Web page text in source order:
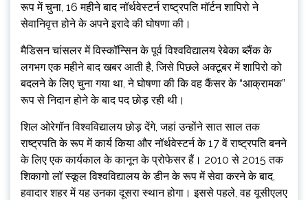
रूप में चुना, 16 महीने बाद नॉर्थवेस्टर्न राष्ट्रपति मॉर्टन शापिरो ने
सेवानिवृत्त होने के अपने इरादे की घोषणा की।
मैडिसन चांसलर में विस्कॉन्सिन के पूर्व विश्वविद्यालय रेबेका ब्लैंक के
लगभग एक महीने बाद खबर आती है, जिसे पिछले अक्टूबर में शापिरो को
बदलने के लिए चुना गया था, ने घोषणा की कि वह कैंसर के “आक्रामक”
रूप से निदान होने के बाद पद छोड़ रही थी।
शिल ओरेगॉन विश्वविद्यालय छोड़ देंगे, जहां उन्होंने सात साल तक
राष्ट्रपति के रूप में कार्य किया और नॉर्थवेस्टर्न के 17 वें राष्ट्रपति बनने
के लिए एक कार्यकाल के कानून के प्रोफेसर हैं। 2010 से 2015 तक
शिकागो लॉ स्कूल विश्वविद्यालय के डीन के रूप में सेवा करने के बाद,
हवादार शहर में यह उनका दूसरा स्थान होगा। इससे पहले, वह यूसीएलए